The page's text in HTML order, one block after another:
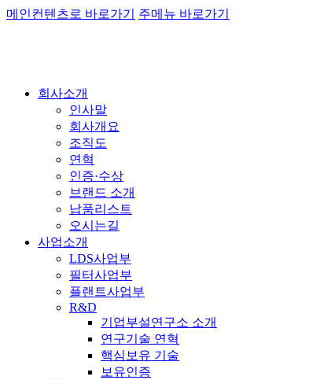
메인컨텐츠로 바로가기 주메뉴 바로가기
회사소개
인사말
회사개요
조직도
연혁
인증·수상
브랜드 소개
납품리스트
오시는길
사업소개
LDS사업부
필터사업부
플랜트사업부
R&D
기업부설연구소 소개
연구기술 연혁
핵심보유 기술
보유인증